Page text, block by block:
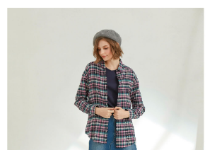
結帳頁面，進行簡訊認證並確認金額後，即可完成結
３．收到繳費通知簡訊後14天內，點擊此簡訊中的連
ATM／網路銀行／等多元方式進行付款，方視為交易
※ 請注意：結帳手續完成當下不需立刻繳費，但若您
購買商品的店家。未經商家同意取消之訂單仍視為有
後付繳納相關費用。
※ 交易是否成功請以「AFTEE先享後付 」之結帳頁
是否繳費成功／繳費後需取消欲退款等相關疑問，請
https://netprotections.freshdesk.com/
每筆NT$60，滿NT$2,000(含以上)免運費
付款後7-11取貨---滿2000元免運
每筆NT$60，滿NT$2,000(含以上)免運費
宅配-滿2000元免運
每筆NT$120，滿NT$2,000(含以上)免運費